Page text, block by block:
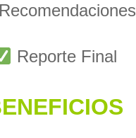
Recomendaciones
Reporte Final